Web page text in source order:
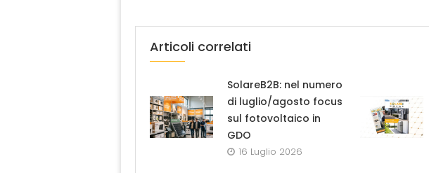
Articoli correlati
SolareB2B: nel numero
di luglio/agosto focus
sul fotovoltaico in
GDO
16 Luglio 2026